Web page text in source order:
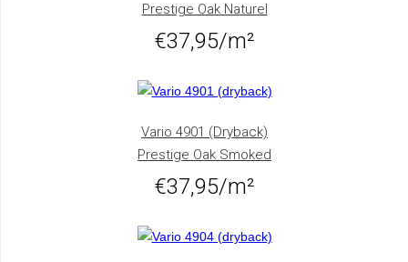
Prestige Oak Naturel
€37,95/m²
Vario 4901 (dryback)
Prestige Oak Smoked
€37,95/m²